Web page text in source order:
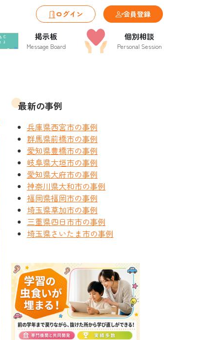
ログイン 会員登録
掲示板
Message Board
個別相談
Personal Session
最新の事例
兵庫県西宮市の事例
群馬県前橋市の事例
愛知県豊橋市の事例
岐阜県大垣市の事例
愛知県大府市の事例
神奈川県大和市の事例
福岡県福岡市の事例
埼玉県草加市の事例
三重県四日市市の事例
埼玉県さいたま市の事例